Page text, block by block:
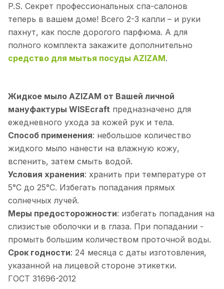
P.S. Секрет профессиональных спа-салонов
теперь в вашем доме! Всего 2-3 капли – и руки
пахнут, как после дорогого парфюма. А для
полного комплекта закажите дополнительно
средство для мытья посуды AZIZAM.
Жидкое мыло AZIZAM от Вашей личной
мануфактуры WISEcraft предназначено для
ежедневного ухода за кожей рук и тела.
Способ применения: небольшое количество
жидкого мыло нанести на влажную кожу,
вспенить, затем смыть водой.
Условия хранения: хранить при температуре от
5°С до 25°С. Избегать попадания прямых
солнечных лучей.
Меры предосторожности: избегать попадания на
слизистые оболочки и в глаза. При попадании -
промыть большим количеством проточной воды.
Срок годности: 24 месяца с даты изготовления,
указанной на лицевой стороне этикетки.
ГОСТ 31696-2012